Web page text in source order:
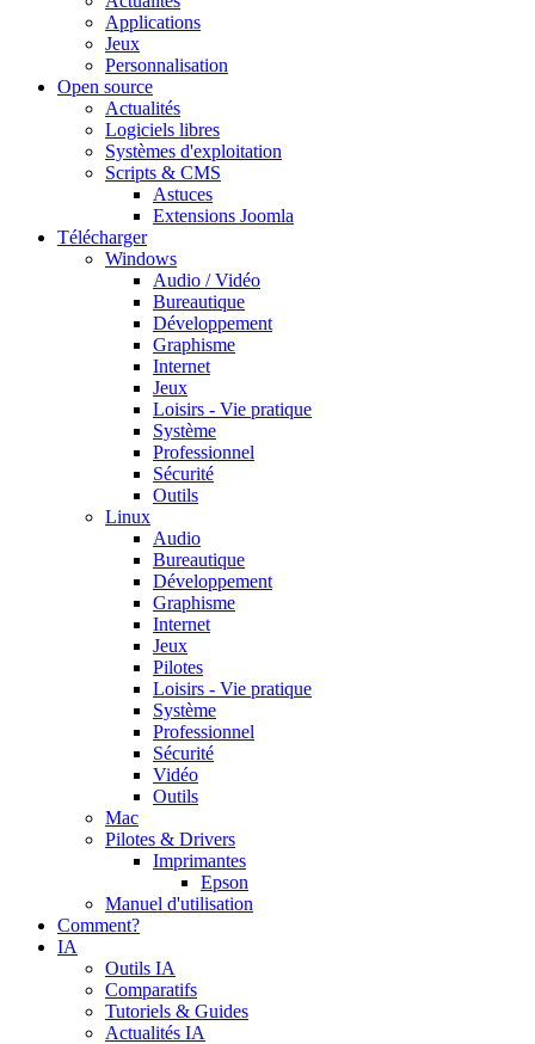
Applications
Jeux
Personnalisation
Open source
Actualités
Logiciels libres
Systèmes d'exploitation
Scripts & CMS
Astuces
Extensions Joomla
Télécharger
Windows
Audio / Vidéo
Bureautique
Développement
Graphisme
Internet
Jeux
Loisirs - Vie pratique
Système
Professionnel
Sécurité
Outils
Linux
Audio
Bureautique
Développement
Graphisme
Internet
Jeux
Pilotes
Loisirs - Vie pratique
Système
Professionnel
Sécurité
Vidéo
Outils
Mac
Pilotes & Drivers
Imprimantes
Epson
Manuel d'utilisation
Comment?
IA
Outils IA
Comparatifs
Tutoriels & Guides
Actualités IA